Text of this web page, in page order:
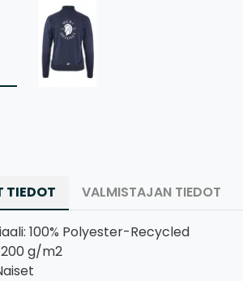
TIEDOT VALMISTAJAN TIEDOT
100% Polyester-Recycled
200 g/m2